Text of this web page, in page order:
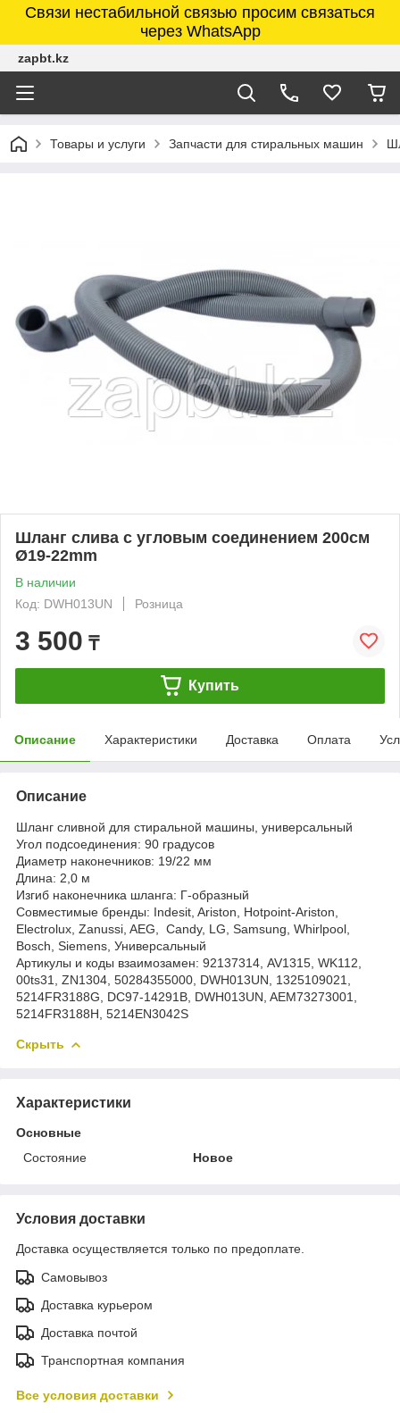
Связи нестабильной связью просим связаться
через WhatsApp
zapbt.kz
Товары и услуги Запчасти для стиральных машин
Шланг слива с угловым соединением 200см
Ø19-22mm
В наличии
Код: DWH013UN
Розница
3 500 ₸
Купить
Описание Характеристики Доставка Оплата
Описание
Шланг сливной для стиральной машины, универсальный
Угол подсоединения: 90 градусов
Диаметр наконечников: 19/22 мм
Длина: 2,0 м
Изгиб наконечника шланга: Г-образный
Совместимые бренды: Indesit, Ariston, Hotpoint-Ariston,
Electrolux, Zanussi, AEG, Candy, LG, Samsung, Whirlpool,
Bosch, Siemens, Универсальный
Артикулы и коды взаимозамен: 92137314, AV1315, WK112,
00ts31, ZN1304, 50284355000, DWH013UN, 1325109021,
5214FR3188G, DC97-14291B, DWH013UN, AEM73273001,
5214FR3188H, 5214EN3042S
Скрыть
Характеристики
Основные
Состояние
Новое
Условия доставки
Доставка осуществляется только по предоплате.
Самовывоз
Доставка курьером
Доставка почтой
Транспортная компания
Все условия доставки